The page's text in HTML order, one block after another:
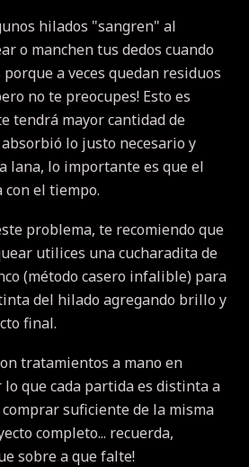
hilados "sangren" al
o manchen tus dedos cuando
a veces quedan residuos
no te preocupes! Esto es
tendrá mayor cantidad de
lo justo necesario y
lana, lo importante es que el
el tiempo.
problema, te recomiendo que
utilices una cucharadita de
(método casero infalible) para
del hilado agregando brillo y
final.
tratamientos a mano en
que cada partida es distinta a
suficiente de la misma
completo... recuerda,
sobre a que falte!